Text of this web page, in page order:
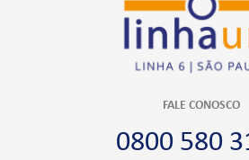
FALE CONOSCO
0800 580